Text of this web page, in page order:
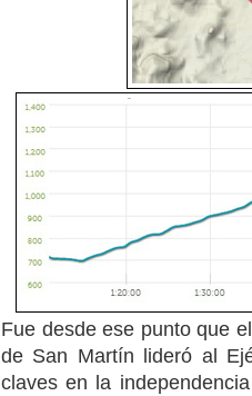
Fue desde ese punto que
de San Martín lideró al
claves en la